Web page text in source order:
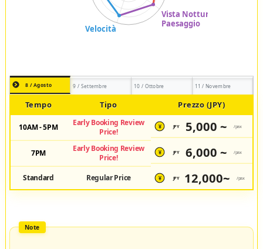
8 / Agosto 9 / Settembre 10 / Ottobre 11 / Novembre
Tempo Tipo Prezzo (JPY)
10AM - 5PM
Early Booking Review
Price!
¥ JPY 5,000 ~ /pax
7PM
Early Booking Review
Price!
¥ JPY 6,000 ~ /pax
Standard Regular Price ¥ JPY 12,000~ /pax